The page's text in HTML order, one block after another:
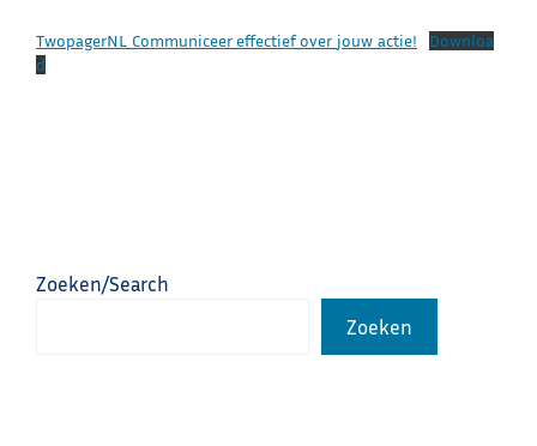
TwopagerNL_Communiceer_effectief_over_jouw_actie!
Downloa
d
Zoeken/Search
Zoeken